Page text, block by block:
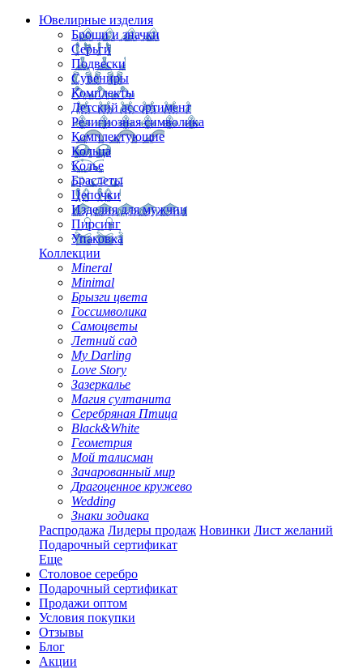
Ювелирные изделия
Броши и значки
Серьги
Подвески
Сувениры
Комплекты
Детский ассортимент
Религиозная символика
Комплектующие
Кольца
Колье
Браслеты
Цепочки
Изделия для мужчин
Пирсинг
Упаковка
Коллекции
Mineral
Minimal
Брызги цвета
Госсимволика
Самоцветы
Летний сад
My Darling
Love Story
Зазеркалье
Магия султанита
Серебряная Птица
Black&White
Геометрия
Мой талисман
Зачарованный мир
Драгоценное кружево
Wedding
Знаки зодиака
Распродажа Лидеры продаж Новинки Лист желаний
Подарочный сертификат
Еще
Столовое серебро
Подарочный сертификат
Продажи оптом
Условия покупки
Отзывы
Блог
Акции